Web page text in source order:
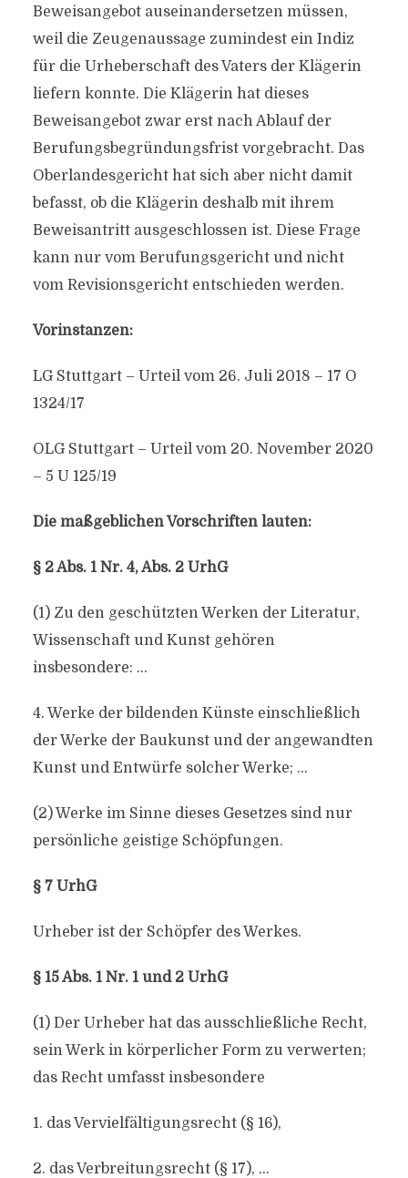
Beweisangebot auseinandersetzen müssen,
weil die Zeugenaussage zumindest ein Indiz
für die Urheberschaft des Vaters der Klägerin
liefern konnte. Die Klägerin hat dieses
Beweisangebot zwar erst nach Ablauf der
Berufungsbegründungsfrist vorgebracht. Das
Oberlandesgericht hat sich aber nicht damit
befasst, ob die Klägerin deshalb mit ihrem
Beweisantritt ausgeschlossen ist. Diese Frage
kann nur vom Berufungsgericht und nicht
vom Revisionsgericht entschieden werden.
Vorinstanzen:
LG Stuttgart – Urteil vom 26. Juli 2018 – 17 O
1324/17
OLG Stuttgart – Urteil vom 20. November 2020
– 5 U 125/19
Die maßgeblichen Vorschriften lauten:
§ 2 Abs. 1 Nr. 4, Abs. 2 UrhG
(1) Zu den geschützten Werken der Literatur,
Wissenschaft und Kunst gehören
insbesondere: …
4. Werke der bildenden Künste einschließlich
der Werke der Baukunst und der angewandten
Kunst und Entwürfe solcher Werke; …
(2) Werke im Sinne dieses Gesetzes sind nur
persönliche geistige Schöpfungen.
§ 7 UrhG
Urheber ist der Schöpfer des Werkes.
§ 15 Abs. 1 Nr. 1 und 2 UrhG
(1) Der Urheber hat das ausschließliche Recht,
sein Werk in körperlicher Form zu verwerten;
das Recht umfasst insbesondere
1. das Vervielfältigungsrecht (§ 16),
2. das Verbreitungsrecht (§ 17), …